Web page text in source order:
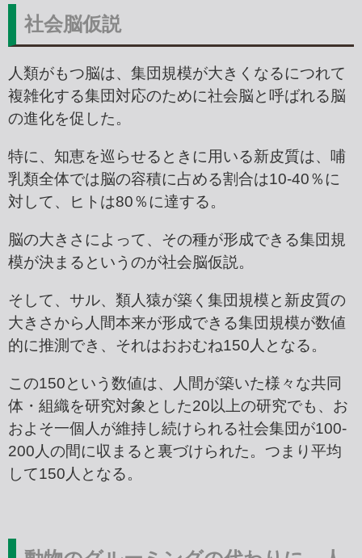
社会脳仮説
人類がもつ脳は、集団規模が大きくなるにつれて
複雑化する集団対応のために社会脳と呼ばれる脳
の進化を促した。
特に、知恵を巡らせるときに用いる新皮質は、哺
乳類全体では脳の容積に占める割合は10-40％に
対して、ヒトは80％に達する。
脳の大きさによって、その種が形成できる集団規
模が決まるというのが社会脳仮説。
そして、サル、類人猿が築く集団規模と新皮質の
大きさから人間本来が形成できる集団規模が数値
的に推測でき、それはおおむね150人となる。
この150という数値は、人間が築いた様々な共同
体・組織を研究対象とした20以上の研究でも、お
およそ一個人が維持し続けられる社会集団が100-
200人の間に収まると裏づけられた。つまり平均
して150人となる。